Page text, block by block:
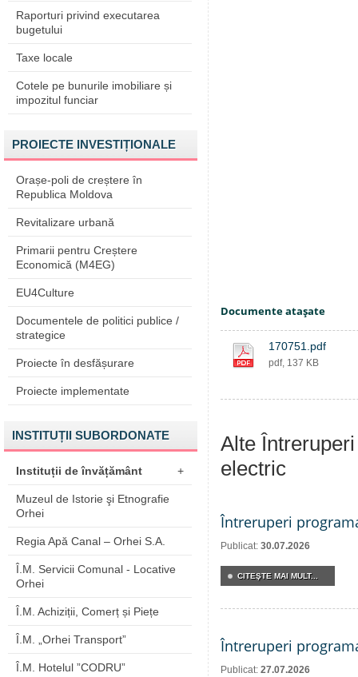
Raporturi privind executarea
bugetului
Taxe locale
Cotele pe bunurile imobiliare și
impozitul funciar
PROIECTE INVESTIȚIONALE
Orașe-poli de creștere în
Republica Moldova
Revitalizare urbană
Primarii pentru Creștere
Economică (M4EG)
EU4Culture
Documentele de politici publice /
strategice
Proiecte în desfășurare
Proiecte implementate
INSTITUȚII SUBORDONATE
Instituții de învățământ +
Muzeul de Istorie şi Etnografie
Orhei
Regia Apă Canal – Orhei S.A.
Î.M. Servicii Comunal - Locative
Orhei
Î.M. Achiziții, Comerț și Piețe
Î.M. „Orhei Transport”
Î.M. Hotelul ”CODRU”
Documente ataşate
170751.pdf
pdf, 137 KB
Alte
electric
Întreruperi
Publicat: 30.07.2026
CITEŞTE MAI MULT...
Întreruperi
Publicat: 27.07.2026